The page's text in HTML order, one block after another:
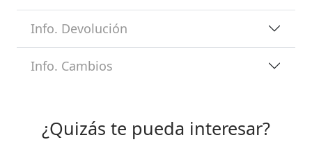
Info. Devolución
Info. Cambios
¿Quizás te pueda interesar?